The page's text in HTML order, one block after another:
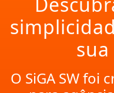
O SiGA SW foi